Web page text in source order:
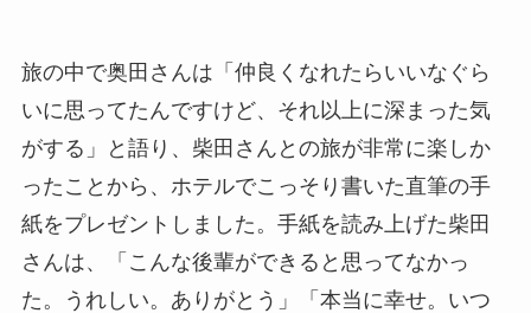
旅の中で奥田さんは「仲良くなれたらいいなぐら
いに思ってたんですけど、それ以上に深まった気
がする」と語り、柴田さんとの旅が非常に楽しか
ったことから、ホテルでこっそり書いた直筆の手
紙をプレゼントしました。手紙を読み上げた柴田
さんは、「こんな後輩ができると思ってなかっ
た。うれしい。ありがとう」「本当に幸せ。いつ